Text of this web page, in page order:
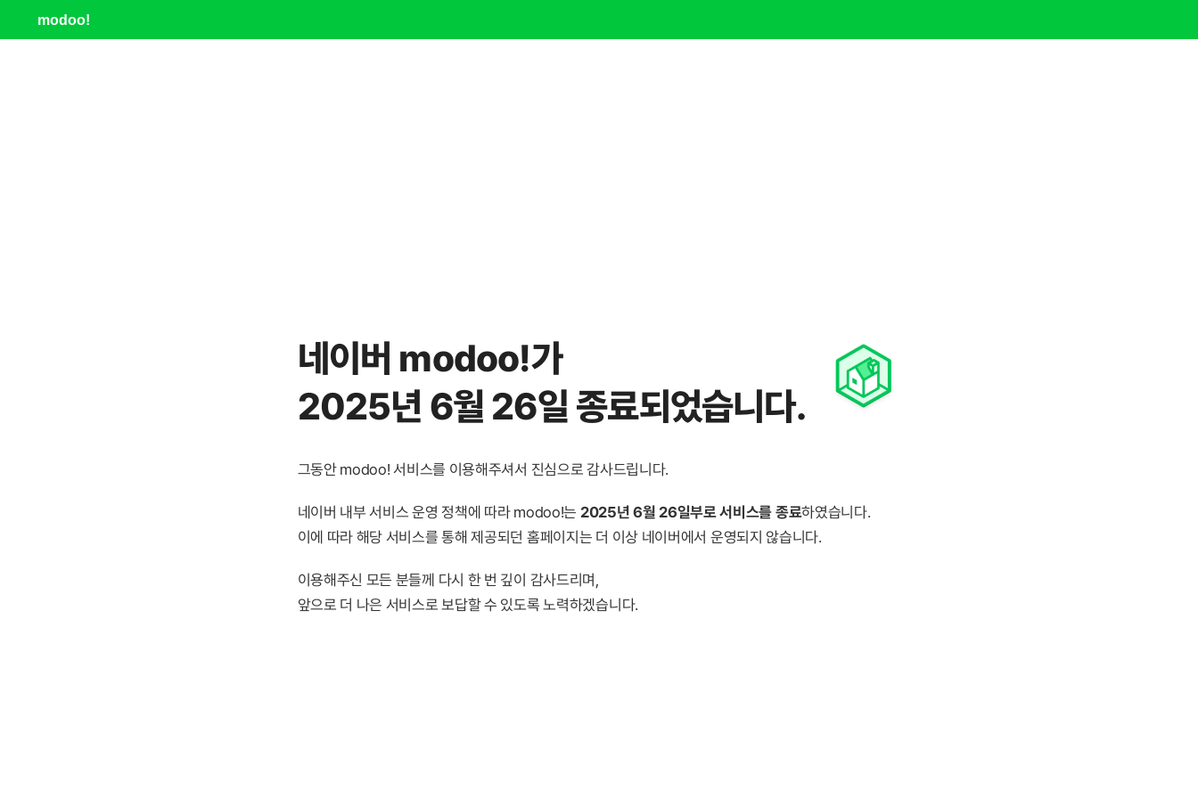
modoo!
네이버 modoo!가
2025년 6월 26일 종료되었습니다.
그동안 modoo! 서비스를 이용해주셔서 진심으로 감사드립니다.
네이버 내부 서비스 운영 정책에 따라 modoo!는 2025년 6월 26일부로 서비스를 종료하였습니다.
이에 따라 해당 서비스를 통해 제공되던 홈페이지는 더 이상 네이버에서 운영되지 않습니다.
이용해주신 모든 분들께 다시 한 번 깊이 감사드리며,
앞으로 더 나은 서비스로 보답할 수 있도록 노력하겠습니다.